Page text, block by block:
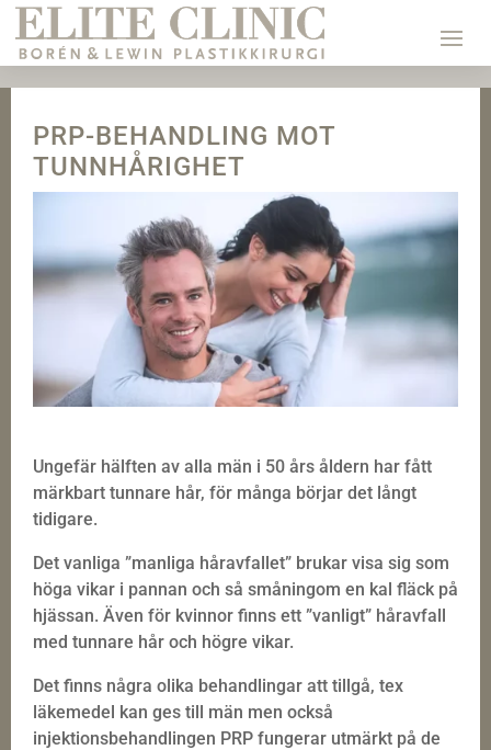
PRP-BEHANDLING MOT
TUNNHÅRIGHET
Ungefär hälften av alla män i 50 års åldern har fått
märkbart tunnare hår, för många börjar det långt
tidigare.
Det vanliga ”manliga håravfallet” brukar visa sig som
höga vikar i pannan och så småningom en kal fläck på
hjässan. Även för kvinnor finns ett ”vanligt” håravfall
med tunnare hår och högre vikar.
Det finns några olika behandlingar att tillgå, tex
läkemedel kan ges till män men också
injektionsbehandlingen PRP fungerar utmärkt på de